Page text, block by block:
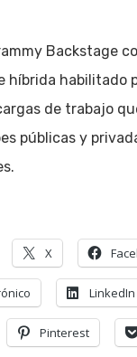
Backstage
híbrida habilitado
de trabajo
públicas y
X
LinkedIn
Pinterest